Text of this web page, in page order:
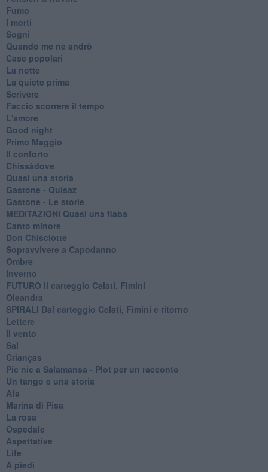
Fumo
I morti
Sogni
Quando me ne andrò
Case popolari
La notte
La quiete prima
Scrivere
Faccio scorrere il tempo
L'amore
Good night
Primo Maggio
Il conforto
Chissàdove
Quasi una storia
Gastone - Quisaz
Gastone - Le storie
MEDITAZIONI Quasi una fiaba
Canto minore
Don Chisciotte
Sopravvivere a Capodanno
Ombre
Inverno
FUTURO Il carteggio Celati, Fimini
Oleandra
SPIRALI Dal carteggio Celati, Fimini e ritorno
Lettere
Il vento
Sal
Crianças
Pic nic a Salamansa - Plot per un racconto
Un tango e una storia
Afa
Marina di Pisa
La rosa
Ospedale
Aspettative
Life
A piedi